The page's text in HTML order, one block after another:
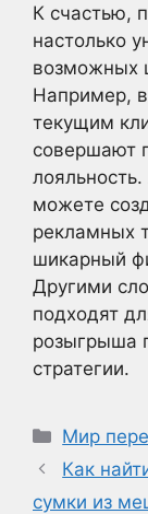
К счастью,
настолько
возможных
Например,
текущим
совершают
можете
рекламных
шикарный
Другими
подходят
розыгрыша
стратегии.
Рубрики
Мир
Как
сумки из